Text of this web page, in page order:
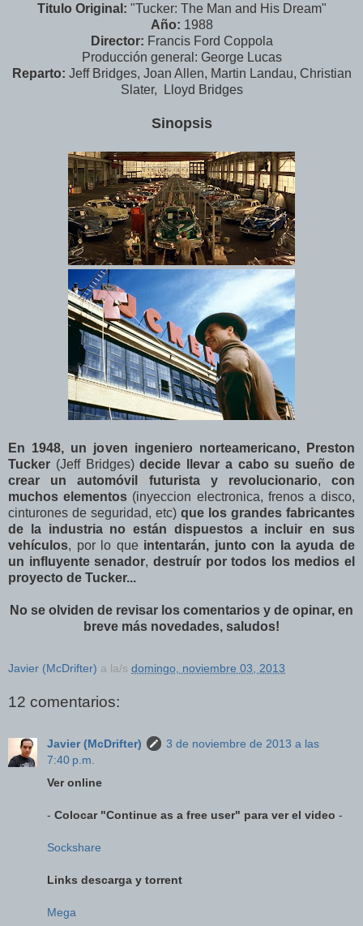
Titulo Original: "Tucker: The Man and His Dream"
Año: 1988
Director: Francis Ford Coppola
Producción general: George Lucas
Reparto: Jeff Bridges, Joan Allen, Martin Landau, Christian
Slater, Lloyd Bridges
Sinopsis
En 1948, un joven ingeniero norteamericano, Preston
Tucker (Jeff Bridges)decide llevar a cabo su sueño de
crear un automóvil futurista y revolucionario, con
muchos elementos (inyeccion electronica, frenos a disco,
cinturones de seguridad, etc) que los grandes fabricantes
de la industria no están dispuestos a incluir en sus
vehículos, por lo queintentarán, junto con la ayuda de
un influyente senador, destruír por todos los medios el
proyecto de Tucker...
No se olviden de revisar los comentarios y de opinar, en
breve más novedades, saludos!
Javier (McDrifter) a la/s domingo, noviembre 03, 2013
12 comentarios:
Javier (McDrifter)
3 de noviembre de 2013 a las
7:40 p.m.
Ver online
- Colocar "Continue as a free user" para ver el video -
Sockshare
Links descarga y torrent
Mega